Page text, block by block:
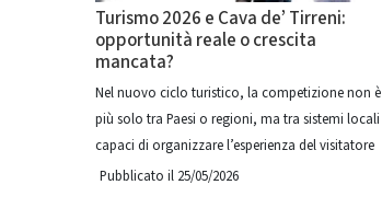
Turismo 2026 e Cava de’ Tirreni:
opportunità reale o crescita
mancata?
Nel nuovo ciclo turistico, la competizione non è
più solo tra Paesi o regioni, ma tra sistemi locali
capaci di organizzare l’esperienza del visitatore
Pubblicato il 25/05/2026